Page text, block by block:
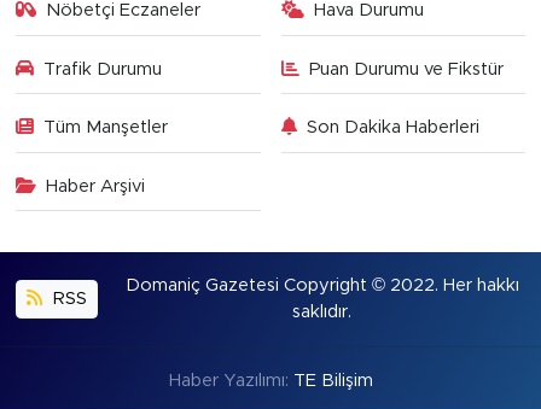
Nöbetçi Eczaneler Hava Durumu
Trafik Durumu Puan Durumu ve Fikstür
Tüm Manşetler Son Dakika Haberleri
Haber Arşivi
RSS
Domaniç Gazetesi Copyright © 2022. Her hakkı
saklıdır.
Haber Yazılımı: TE Bilişim